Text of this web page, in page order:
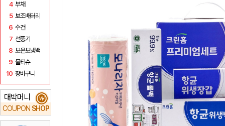
4 부채
5 보조배터리
6 수건
7 선풍기
8 보온보냉백
9 물티슈
10 장바구니
대박머니
COUPON SHOP
₩